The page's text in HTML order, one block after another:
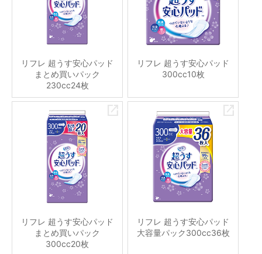
リフレ 超うす安心パッド
まとめ買いパック
230cc24枚
リフレ 超うす安心パッド
300cc10枚
リフレ 超うす安心パッド
まとめ買いパック
300cc20枚
リフレ 超うす安心パッド
大容量パック300cc36枚